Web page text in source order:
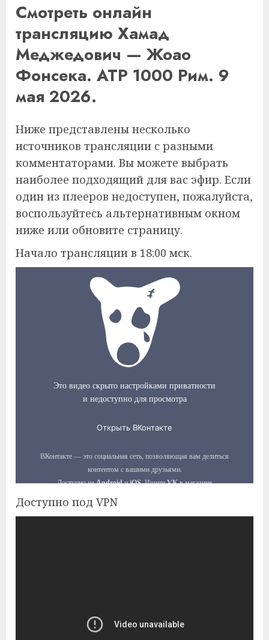
Смотреть онлайн
трансляцию Хамад
Меджедович — Жоао
Фонсека. ATP 1000 Рим. 9
мая 2026.
Ниже представлены несколько
источников трансляции с разными
комментаторами. Вы можете выбрать
наиболее подходящий для вас эфир. Если
один из плееров недоступен, пожалуйста,
воспользуйтесь альтернативным окном
ниже или обновите страницу.
Начало трансляции в 18:00 мск.
Доступно под VPN